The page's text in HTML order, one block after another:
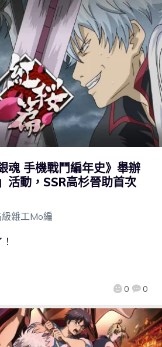
魂 手機戰鬥編年史》舉辦
活動，SSR高杉晉助首次
級雜工Mo編
0 0